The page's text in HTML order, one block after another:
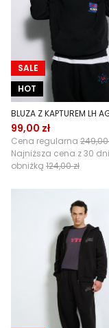
SALE
HOT
BLUZA Z KAPTUREM LH
99,00 zł
Cena regularna 249,00
Najniższa cena z 30
obniżką 124,00 zł